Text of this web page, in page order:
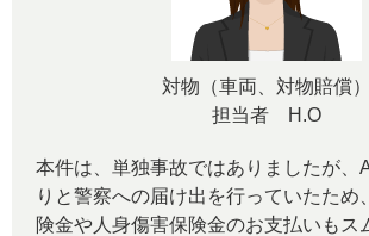
本件は、単独事故ではありましたが、
りと警察への届け出を行っていたため
険金や人身傷害保険金のお支払いもス
対物（車両、対物賠償）
担当者 H.O